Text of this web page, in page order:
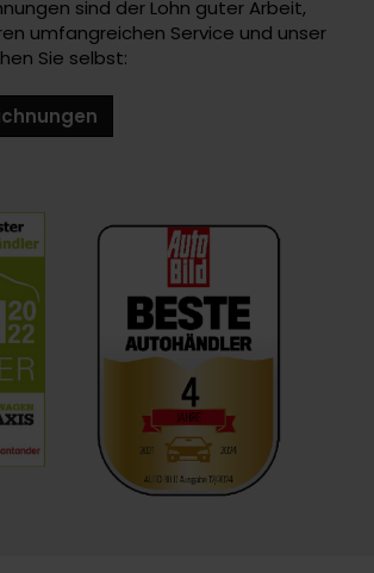
sind der Lohn guter Arbeit,
umfangreichen Service und unser
Sie selbst: